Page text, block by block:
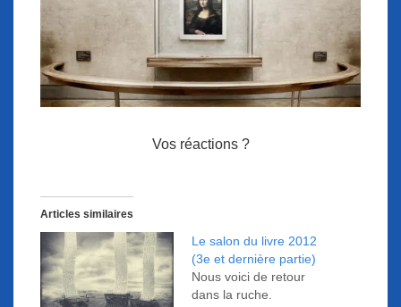
Vos réactions ?
Articles similaires
Le salon du livre 2012
(3e et dernière partie)
Nous voici de retour
dans la ruche.